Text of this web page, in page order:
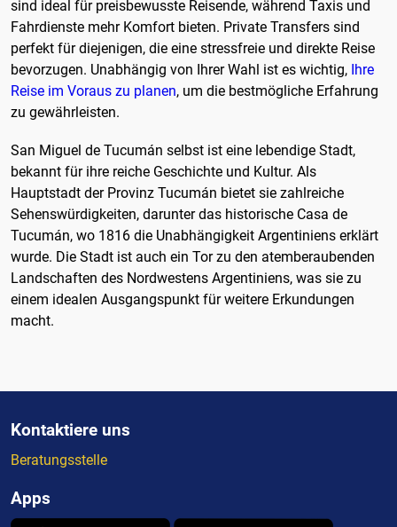
sind ideal für preisbewusste Reisende, während Taxis und
Fahrdienste mehr Komfort bieten. Private Transfers sind
perfekt für diejenigen, die eine stressfreie und direkte Reise
bevorzugen. Unabhängig von Ihrer Wahl ist es wichtig, Ihre
Reise im Voraus zu planen, um die bestmögliche Erfahrung
zu gewährleisten.
San Miguel de Tucumán selbst ist eine lebendige Stadt,
bekannt für ihre reiche Geschichte und Kultur. Als
Hauptstadt der Provinz Tucumán bietet sie zahlreiche
Sehenswürdigkeiten, darunter das historische Casa de
Tucumán, wo 1816 die Unabhängigkeit Argentiniens erklärt
wurde. Die Stadt ist auch ein Tor zu den atemberaubenden
Landschaften des Nordwestens Argentiniens, was sie zu
einem idealen Ausgangspunkt für weitere Erkundungen
macht.
Kontaktiere uns
Beratungsstelle
Apps